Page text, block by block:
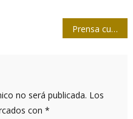
Prensa cubana pierde a uno de sus más prolijos hijos
no será publicada. Los
con *